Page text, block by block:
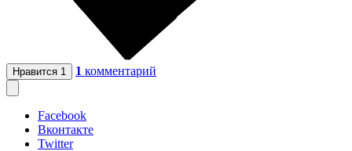
Нравится 1 1 комментарий
Facebook
Вконтакте
Twitter